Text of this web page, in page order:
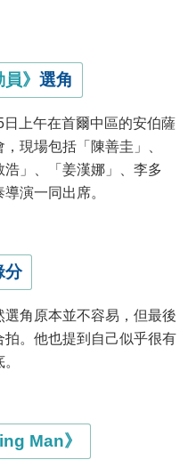
》 選角
日上午在首爾中區的安伯薩
現場包括「陳善圭」、
浩」、「姜漢娜」、李多
演一同出席。
分
角原本並不容易，但最後
。他也提到自己似乎很有
Man》